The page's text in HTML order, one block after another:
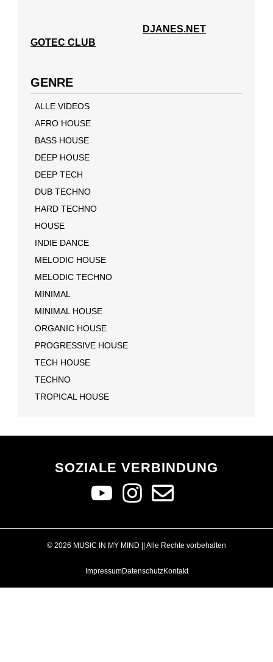
GOTEC CLUB
DJANES.NET
GENRE
ALLE VIDEOS
AFRO HOUSE
BASS HOUSE
DEEP HOUSE
DEEP TECH
DUB TECHNO
HARD TECHNO
HOUSE
INDIE DANCE
MELODIC HOUSE
MELODIC TECHNO
MINIMAL
MINIMAL HOUSE
ORGANIC HOUSE
PROGRESSIVE HOUSE
TECH HOUSE
TECHNO
TROPICAL HOUSE
SOZIALE VERBINDUNG
© 2026 MUSIC IN MY MIND || Alle Rechte vorbehalten
ImpressumDatenschutzKontakt